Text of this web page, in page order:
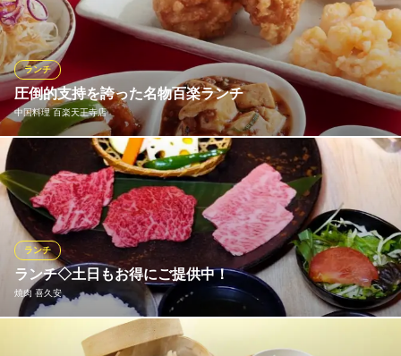
近鉄南大阪線大阪阿部野橋駅 徒歩1分
大阪府大阪市阿倍野区阿倍野筋1-2-30 あべのHoop B1
勧め。キッズにはオムライスやハンバーガー、７大アレルギー対
応お子様カレー、パンダさんのお顔が可愛いおにぎりもございま
す。※メニューは予告なく変更する事がございます。
親子カフェ Laugh Rough Laugh
ランチしながら遊ばせる
大阪メトロ谷町線四天王寺前夕陽ヶ丘駅 徒歩5分
大阪府大阪市天王寺区上本町9-3-1
圧倒的支持を誇った名物百楽ランチ
中国料理 百楽天王寺店
ランチ
創業65年を超えても変わらぬ味は健在「名物 百楽ランチ」 その
他、土日祝限定のホリデーランチや海の幸汁そばなどランチメニ
ューをご用意しています。
おすすめランチメニュー
【平日ランチ限定】百楽ランチ
1,450円(税込)
【土日祝ランチ限定】ホリデーランチ
1,600円(税込)
ランチ◇土日もお得にご提供中！
焼肉 喜久安
ランチ
土日も楽しめる和牛ランチが充実！定番の焼肉定食や、柔らかな